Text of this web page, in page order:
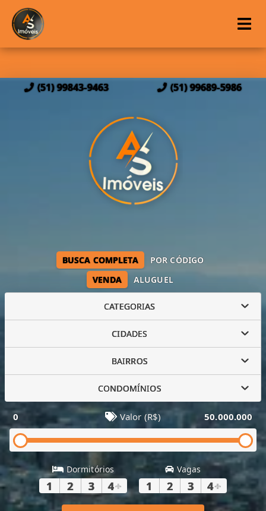
(51) 99843-9463 (51) 99689-5986
VENDA ALUGUEL
BUSCA COMPLETA POR CÓDIGO
CATEGORIAS
CIDADES
BAIRROS
CONDOMÍNIOS
0 Valor (R$) 50.000.000
Dormitórios
1 2 3 4+
Vagas
1 2 3 4+